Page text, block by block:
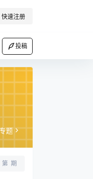
快速注册
投稿
题
第 期